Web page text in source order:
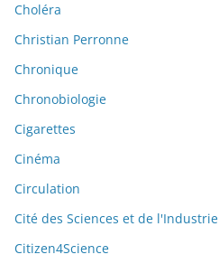
Choléra
Christian Perronne
Chronique
Chronobiologie
Cigarettes
Cinéma
Circulation
Cité des Sciences et de l'Industrie
Citizen4Science